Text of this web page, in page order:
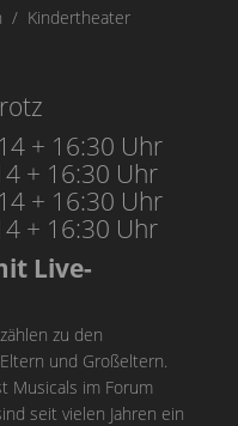
Kindertheater
+ 16:30 Uhr
+ 16:30 Uhr
+ 16:30 Uhr
+ 16:30 Uhr
Live-
zu den
und Großeltern.
Musicals im Forum
seit vielen Jahren ein